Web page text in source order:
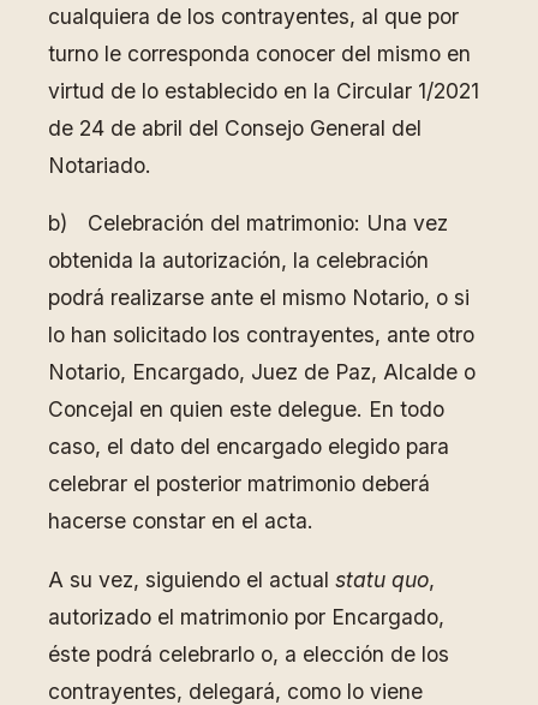
cualquiera de los contrayentes, al que por
turno le corresponda conocer del mismo en
virtud de lo establecido en la Circular 1/2021
de 24 de abril del Consejo General del
Notariado.
b) Celebración del matrimonio: Una vez
obtenida la autorización, la celebración
podrá realizarse ante el mismo Notario, o si
lo han solicitado los contrayentes, ante otro
Notario, Encargado, Juez de Paz, Alcalde o
Concejal en quien este delegue. En todo
caso, el dato del encargado elegido para
celebrar el posterior matrimonio deberá
hacerse constar en el acta.
A su vez, siguiendo el actual statu quo,
autorizado el matrimonio por Encargado,
éste podrá celebrarlo o, a elección de los
contrayentes, delegará, como lo viene